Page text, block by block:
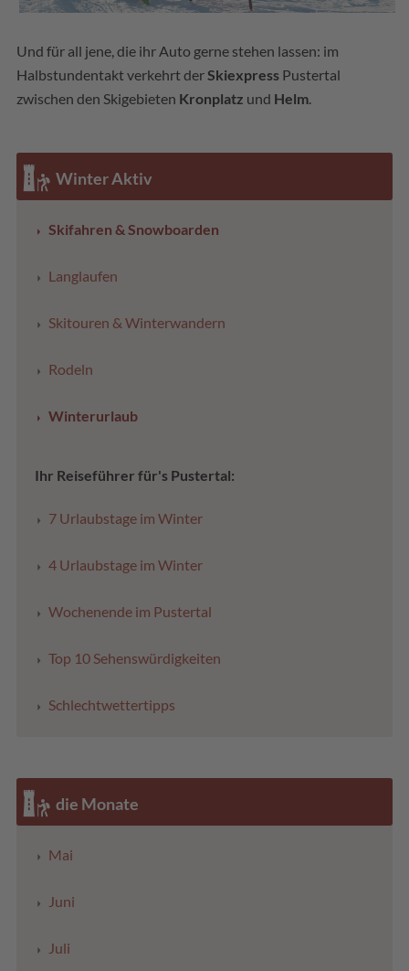
Und für all jene, die ihr Auto gerne stehen lassen: im
Halbstundentakt verkehrt derSkiexpress Pustertal
zwischen den Skigebieten Kronplatz und Helm.
Winter Aktiv
Skifahren & Snowboarden
Langlaufen
Skitouren & Winterwandern
Rodeln
Winterurlaub
Ihr Reiseführer für's Pustertal:
7 Urlaubstage im Winter
4 Urlaubstage im Winter
Wochenende im Pustertal
Top 10 Sehenswürdigkeiten
Schlechtwettertipps
die Monate
Mai
Juni
Juli